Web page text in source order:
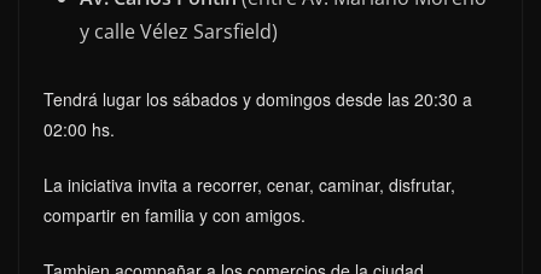
y calle Vélez Sarsfield)
Tendrá lugar los sábados y domingos desde las 20:30 a
02:00 hs.
La iniciativa invita a recorrer, cenar, caminar, disfrutar,
compartir en familia y con amigos.